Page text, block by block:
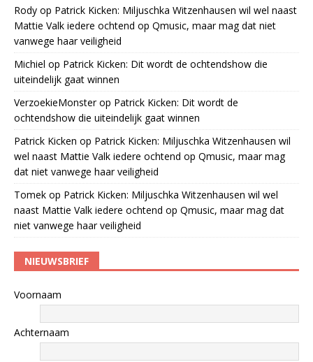
Rody op Patrick Kicken: Miljuschka Witzenhausen wil wel naast
Mattie Valk iedere ochtend op Qmusic, maar mag dat niet
vanwege haar veiligheid
Michiel op Patrick Kicken: Dit wordt de ochtendshow die
uiteindelijk gaat winnen
VerzoekieMonsterop Patrick Kicken: Dit wordt de
ochtendshow die uiteindelijk gaat winnen
Patrick Kicken op Patrick Kicken: Miljuschka Witzenhausen wil
wel naast Mattie Valk iedere ochtend op Qmusic, maar mag
dat niet vanwege haar veiligheid
Tomek op Patrick Kicken: Miljuschka Witzenhausen wil wel
naast Mattie Valk iedere ochtend op Qmusic, maar mag dat
niet vanwege haar veiligheid
NIEUWSBRIEF
Voornaam
Achternaam